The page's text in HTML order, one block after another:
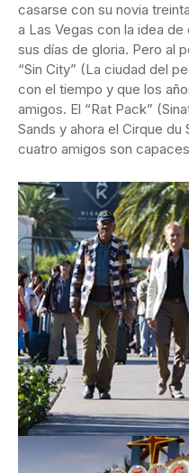
casarse con su novia
a Las Vegas con la idea
sus días de gloria. Pero al
“Sin City” (La ciudad del
con el tiempo y que los
amigos. El “Rat Pack”
Sands y ahora el Cirque du
cuatro amigos son